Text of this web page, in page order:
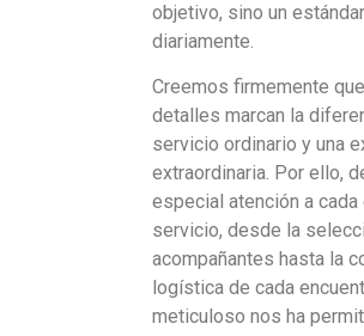
objetivo, sino un
diariamente.
Creemos firmemente
detalles marcan la
servicio ordinario y una
extraordinaria. Por ello,
especial atención a cada
servicio, desde la
acompañantes hasta la
logística de cada
meticuloso nos ha